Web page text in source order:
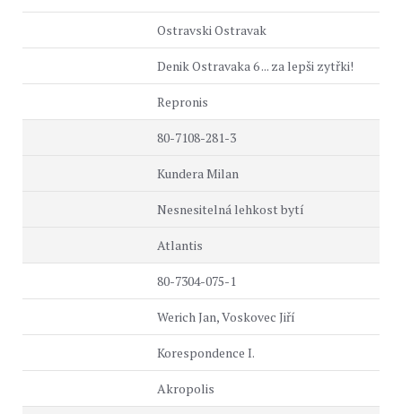
Ostravski Ostravak
Denik Ostravaka 6 ... za lepši zytřki!
Repronis
80-7108-281-3
Kundera Milan
Nesnesitelná lehkost bytí
Atlantis
80-7304-075-1
Werich Jan, Voskovec Jiří
Korespondence I.
Akropolis